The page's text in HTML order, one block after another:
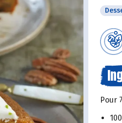
Pour